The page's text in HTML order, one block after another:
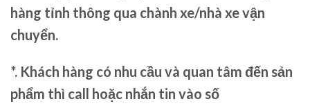
hàng tỉnh thông qua chành xe/nhà xe vận
chuyển.
*. Khách hàng có nhu cầu và quan tâm đến sản
phẩm thì call hoặc nhắn tin vào số